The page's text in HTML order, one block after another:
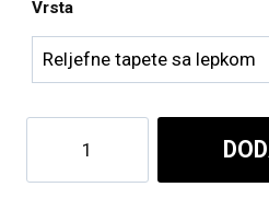
Vrsta
količina